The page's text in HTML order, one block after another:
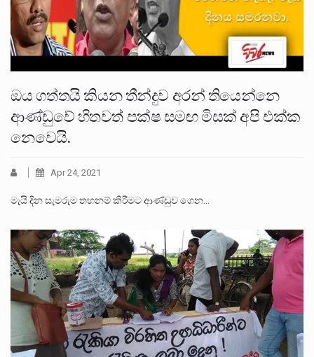
ඔය ගත්තයි කියන තීන්දුව අරන් තියෙන්නෙ
ආණ්ඩුවේ හිතවත් පක්ෂ සමඟ මිසක් අපි එක්ක
නෙවෙයි.
Apr 24, 2021
මැයි දින සැමරුම තහනම් කිරීමට ආණ්ඩුව ගෙන…